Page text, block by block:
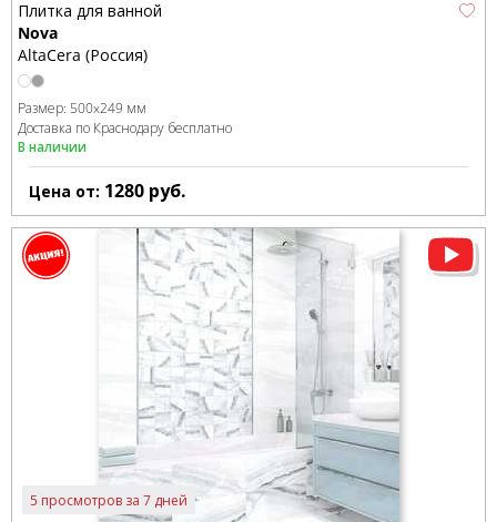
Плитка для ванной
Nova
AltaCera (Россия)
Размер: 500x249 мм
Доставка по Краснодару бесплатно
В наличии
Цена от: 1280 руб.
5 просмотров за 7 дней